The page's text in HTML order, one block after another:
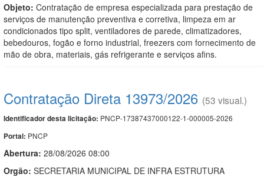
Objeto: Contratação de empresa especializada para prestação de
serviços de manutenção preventiva e corretiva, limpeza em ar
condicionados tipo split, ventiladores de parede, climatizadores,
bebedouros, fogão e forno industrial, freezers com fornecimento de
mão de obra, materiais, gás refrigerante e serviços afins.
Contratação Direta 13973/2026 (53 visual.)
Identificador desta licitação: PNCP-17387437000122-1-000005-2026
Portal: PNCP
Abertura: 28/08/2026 08:00
Orgão: SECRETARIA MUNICIPAL DE INFRA ESTRUTURA